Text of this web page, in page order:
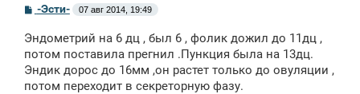
С
о
б
щ
н
и
-Эсти- 07 авг 2014, 19:49
Эндометрий на 6 дц , был 6 , фолик дожил до 11дц ,
потом поставила прегнил .Пункция была на 13дц.
Эндик дорос до 16мм ,он растет только до овуляции ,
потом переходит в секреторную фазу.